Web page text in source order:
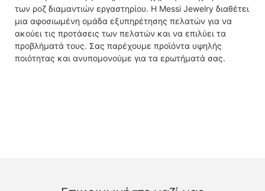
των ροζ διαμαντιών εργαστηρίου. Η Messi Jewelry διαθέτει
μια αφοσιωμένη ομάδα εξυπηρέτησης πελατών για να
ακούει τις προτάσεις των πελατών και να επιλύει τα
προβλήματά τους. Σας παρέχουμε προϊόντα υψηλής
ποιότητας και ανυπομονούμε για τα ερωτήματά σας.